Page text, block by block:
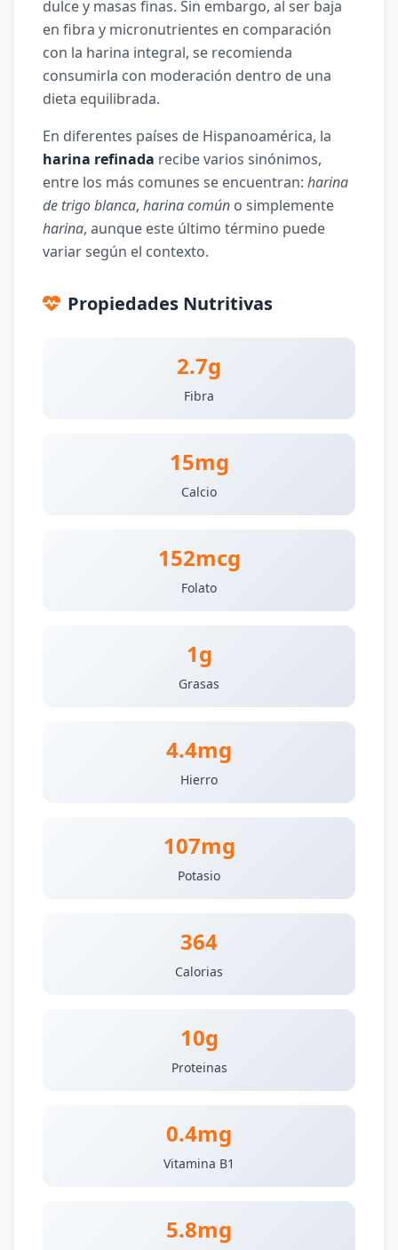
dulce y masas finas. Sin embargo, al ser baja
en fibra y micronutrientes en comparación
con la harina integral, se recomienda
consumirla con moderación dentro de una
dieta equilibrada.
En diferentes países de Hispanoamérica, la
harina refinada recibe varios sinónimos,
entre los más comunes se encuentran: harina
de trigo blanca, harina común o simplemente
harina, aunque este último término puede
variar según el contexto.
Propiedades Nutritivas
2.7g
Fibra
15mg
Calcio
152mcg
Folato
1g
Grasas
4.4mg
Hierro
107mg
Potasio
364
Calorias
10g
Proteinas
0.4mg
Vitamina B1
5.8mg